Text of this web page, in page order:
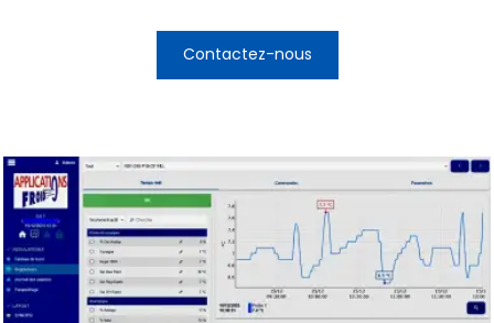
Contactez-nous